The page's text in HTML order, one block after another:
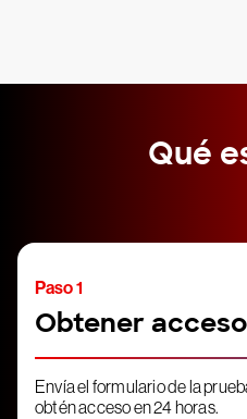
Qué
Paso 1
Obtener acceso
Envía el formulario de la
obtén acceso en 24 horas.